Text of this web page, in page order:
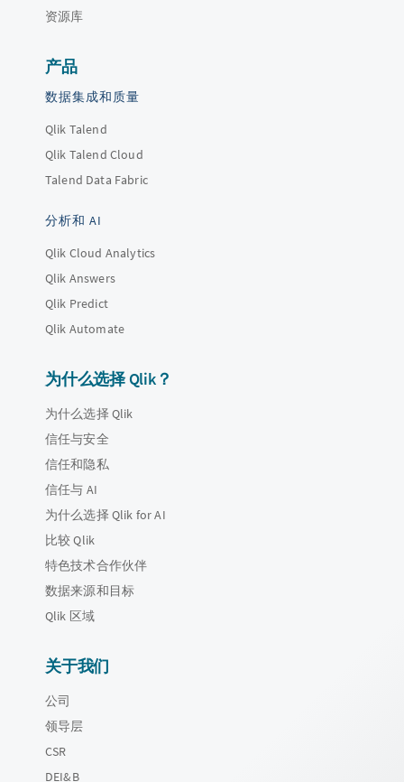
资源库
产品
数据集成和质量
Qlik Talend
Qlik Talend Cloud
Talend Data Fabric
分析和 AI
Qlik Cloud Analytics
Qlik Answers
Qlik Predict
Qlik Automate
为什么选择 Qlik？
为什么选择 Qlik
信任与安全
信任和隐私
信任与 AI
为什么选择 Qlik for AI
比较 Qlik
特色技术合作伙伴
数据来源和目标
Qlik 区域
关于我们
公司
领导层
CSR
DEI&B